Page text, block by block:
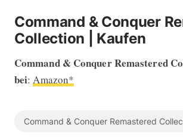
Command & Conquer
Collection | Kaufen
Command & Conquer Remastered
bei:Amazon*
Command & Conquer Remastered